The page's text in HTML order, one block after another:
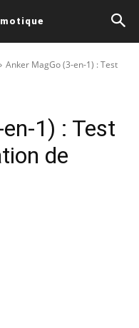
Anker MagGo (3-en-1) : Test
1) : Test
de